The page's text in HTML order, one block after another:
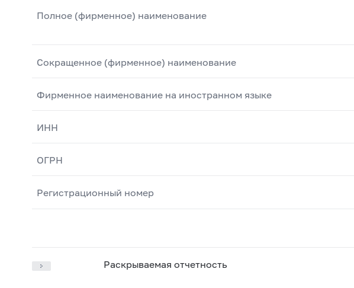
Полное (фирменное) наименование
Сокращенное (фирменное) наименование
Фирменное наименование на иностранном языке
ИНН
ОГРН
Регистрационный номер
Раскрываемая отчетность